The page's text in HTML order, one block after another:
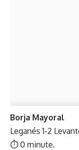
Borja Mayoral
Leganés 1-2
⏱ 0 minute.